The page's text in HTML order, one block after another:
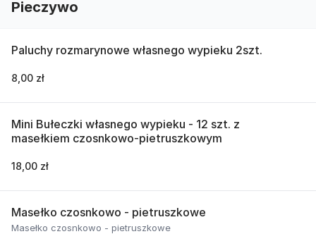
Pieczywo
Paluchy rozmarynowe własnego wypieku 2szt.
8,00 zł
Mini Bułeczki własnego wypieku - 12 szt. z
masełkiem czosnkowo-pietruszkowym
18,00 zł
Masełko czosnkowo - pietruszkowe
Masełko czosnkowo - pietruszkowe